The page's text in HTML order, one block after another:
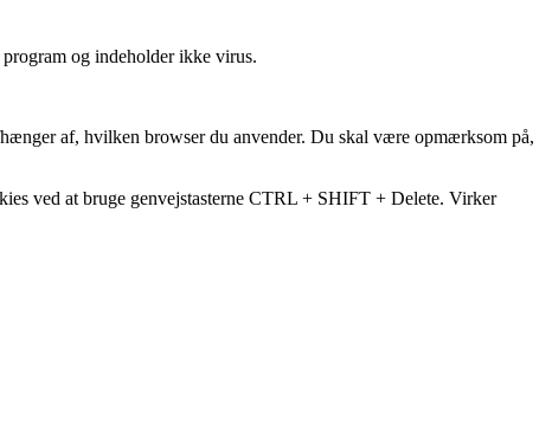
og indeholder ikke virus.
af, hvilken browser du anvender. Du skal være opmærksom på,
ved at bruge genvejstasterne CTRL + SHIFT + Delete. Virker